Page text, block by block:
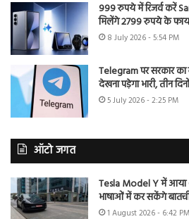
999 रुपये में रिजर्व करें
मिलेंगे 2799 रुपये के
8 July 2026 - 5:54 PM
Telegram पर सरकार
देखना पड़ेगा भारी, तीन
5 July 2026 - 2:25 PM
ऑटो जगत
Tesla Model Y में आया
भाषाओं में कर सकेंगे
1 August 2026 - 6:42 PM